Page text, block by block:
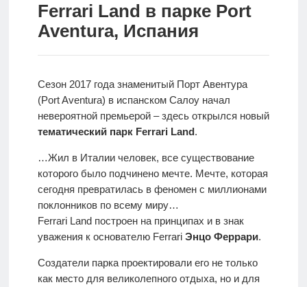
поехать
Путешествуем
Особенности
отдыха с
Европа
Ferrari Land в парке Port
Aventura, Испания
Сезон 2017 года знаменитый Порт Авентура
(Port Aventura) в испанском Салоу начал
невероятной премьерой – здесь открылся новый
тематический парк Ferrari Land.
…Жил в Италии человек, все существование
которого было подчинено мечте. Мечте, которая
сегодня превратилась в феномен с миллионами
поклонников по всему миру…
Ferrari Land построен на принципах и в знак
уважения к основателю Ferrari Энцо Феррари.
Создатели парка проектировали его не только
как место для великолепного отдыха, но и для